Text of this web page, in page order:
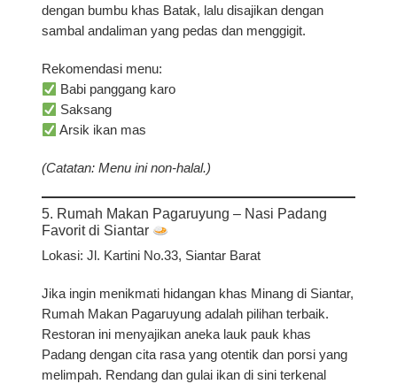
dengan bumbu khas Batak, lalu disajikan dengan
sambal andaliman yang pedas dan menggigit.
Rekomendasi menu:
Babi panggang karo
Saksang
Arsik ikan mas
(Catatan: Menu ini non-halal.)
5. Rumah Makan Pagaruyung – Nasi Padang
Favorit di Siantar
Lokasi: Jl. Kartini No.33, Siantar Barat
Jika ingin menikmati hidangan khas Minang di Siantar,
Rumah Makan Pagaruyung adalah pilihan terbaik.
Restoran ini menyajikan aneka lauk pauk khas
Padang dengan cita rasa yang otentik dan porsi yang
melimpah. Rendang dan gulai ikan di sini terkenal